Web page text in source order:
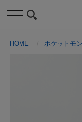
toggle
navigation
HOME ポケットモ